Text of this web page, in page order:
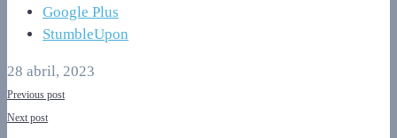
Google Plus
StumbleUpon
28 abril, 2023
Previous post
Next post